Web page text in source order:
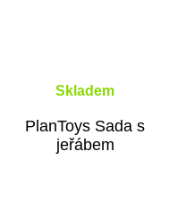
Skladem
PlanToys Sada s
jeřábem